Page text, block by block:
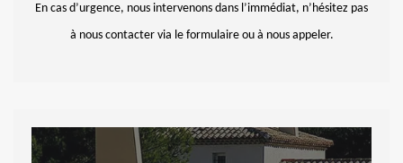
En cas d’urgence, nous intervenons dans l’immédiat, n’hésitez pas
à nous contacter via le formulaire ou à nous appeler.